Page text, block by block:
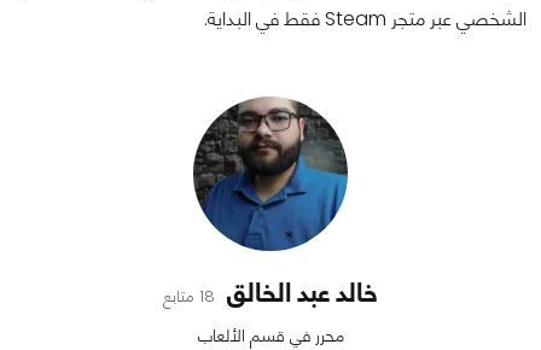
الشخصي عبر متجر Steam فقط في البداية.
خالد عبد الخالق 18 متابع
محرر في قسم الألعاب